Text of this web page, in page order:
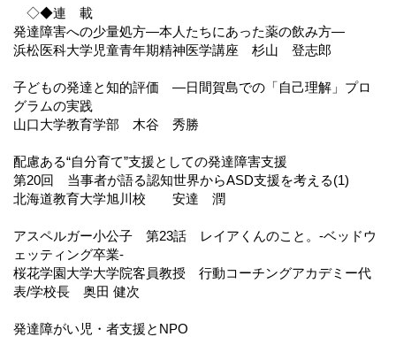
◇◆連 載
発達障害への少量処方―本人たちにあった薬の飲み方―
浜松医科大学児童青年期精神医学講座 杉山 登志郎
子どもの発達と知的評価 ―日間賀島での「自己理解」プロ
グラムの実践
山口大学教育学部 木谷 秀勝
配慮ある“自分育て”支援としての発達障害支援
第20回 当事者が語る認知世界からASD支援を考える(1)
北海道教育大学旭川校 安達 潤
アスペルガー小公子 第23話 レイアくんのこと。-ベッドウ
ェッティング卒業-
桜花学園大学大学院客員教授 行動コーチングアカデミー代
表/学校長 奥田 健次
発達障がい児・者支援とNPO